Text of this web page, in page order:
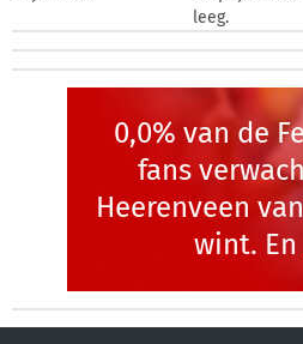
leeg.
0,0% van de
fans
Heerenveen
wint.